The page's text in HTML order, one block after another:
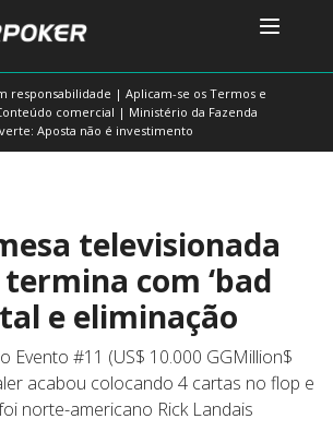
responsabilidade | Aplicam-se os Termos e
comercial | Ministério da Fazenda
Aposta não é investimento
televisionada
termina com ‘bad
e eliminação
Evento #11 (US$ 10.000 GGMillion$
acabou colocando 4 cartas no flop e
norte-americano Rick Landais